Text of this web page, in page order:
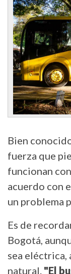
Bien
fuerza que
funcionan
acuerdo con
un problema
Es de
Bogotá,
sea eléctrica,
natural. "El